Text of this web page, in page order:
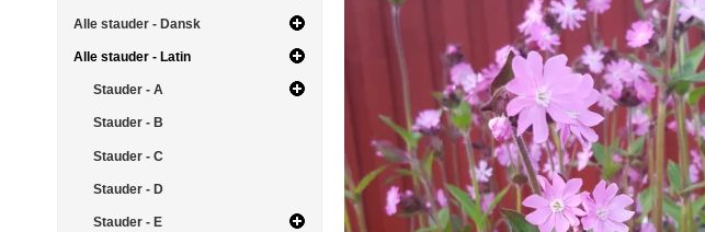
Alle stauder - Dansk
Alle stauder - Latin
Stauder - A
Stauder - B
Stauder - C
Stauder - D
Stauder - E